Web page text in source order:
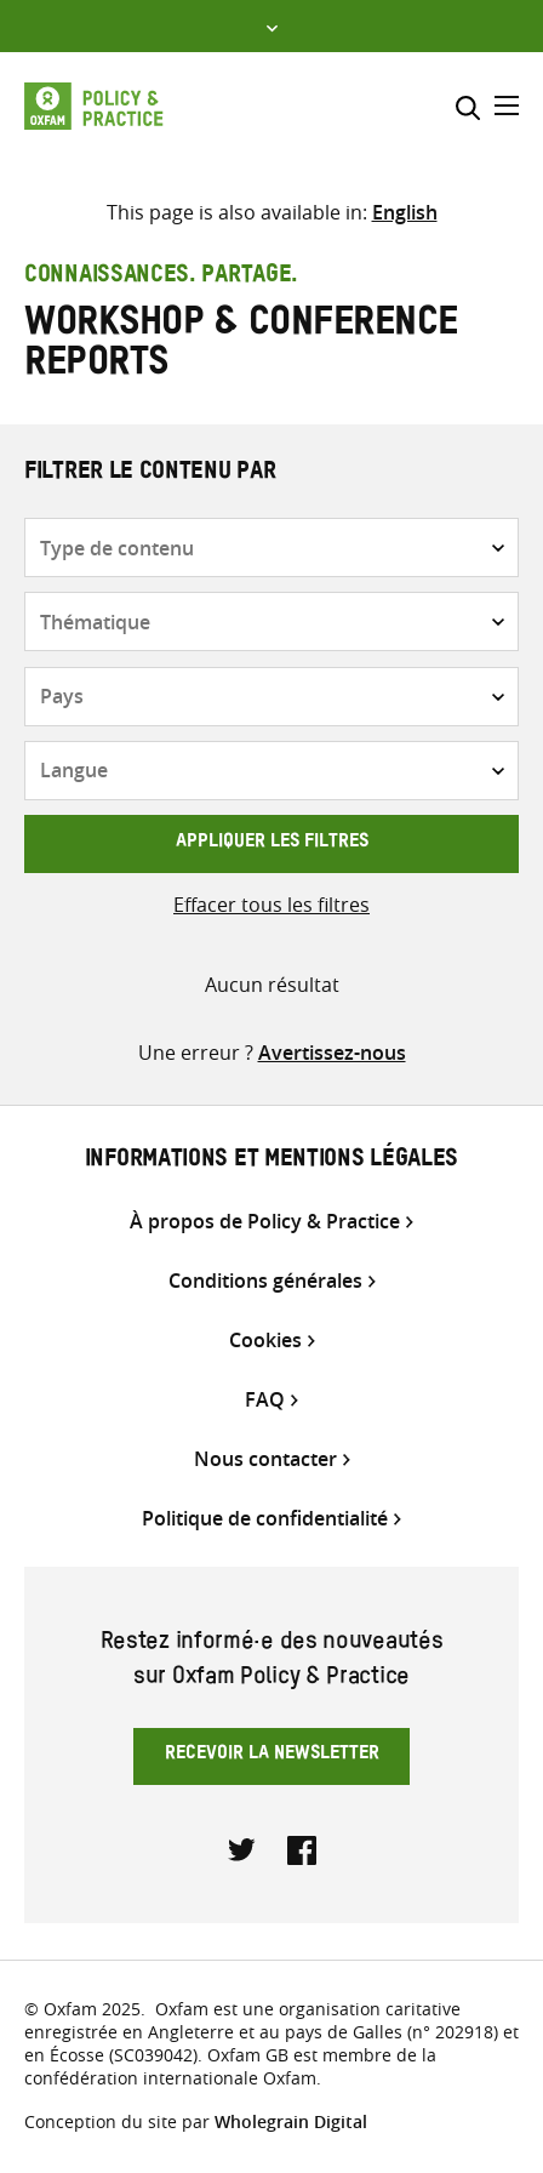
to
content
Sélectionner l’emplacement
Saisir
les
termes
This page is also available in: English
CONNAISSANCES. PARTAGE.
Workshop & conference
reports
FILTRER LE CONTENU PAR
contenu
APPLIQUER LES FILTRES
Effacer tous les filtres
Aucun résultat
Une erreur ?Avertissez-nous
INFORMATIONS ET MENTIONS LÉGALES
À propos de Policy & Practice
Conditions générales
Cookies
FAQ
Nous contacter
Politique de confidentialité
Restez informé·e des nouveautés
sur Oxfam Policy & Practice
RECEVOIR LA NEWSLETTER
© Oxfam 2025. Oxfam est une organisation caritative
enregistrée en Angleterre et au pays de Galles (n° 202918) et
en Écosse (SC039042). Oxfam GB est membre de la
confédération internationale Oxfam.
Conception du site par Wholegrain Digital